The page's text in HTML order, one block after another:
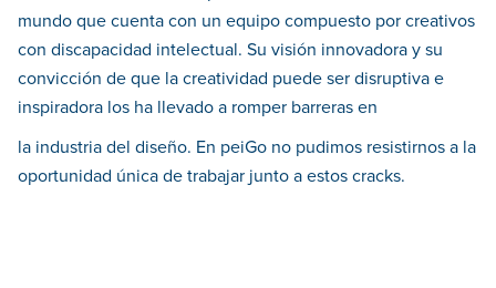
mundo que cuenta con un equipo compuesto por creativos
con discapacidad intelectual. Su visión innovadora y su
convicción de que la creatividad puede ser disruptiva e
inspiradora los ha llevado a romper barreras en
la industria del diseño. En peiGo no pudimos resistirnos a la
oportunidad única de trabajar junto a estos cracks.